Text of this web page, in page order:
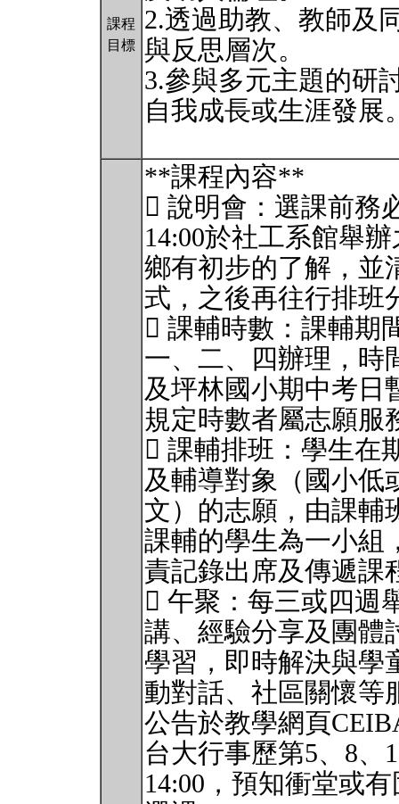
課程
目標
2.透過助教、教師及
與反思層次。
3.參與多元主題的研
自我成長或生涯發展
**課程內容**
 說明會：選課前務
14:00於社工系館舉
鄉有初步的了解，並
式，之後再往行排班
 課輔時數：課輔期
一、二、四辦理，時
及坪林國小期中考日
規定時數者屬志願服
 課輔排班：學生在
及輔導對象（國小低
文）的志願，由課輔
課輔的學生為一小組
責記錄出席及傳遞課
 午聚：每三或四週
講、經驗分享及團體
學習，即時解決與學
動對話、社區關懷等
公告於教學網頁
台大行事歷第5、8、
14:00，預知衝堂或